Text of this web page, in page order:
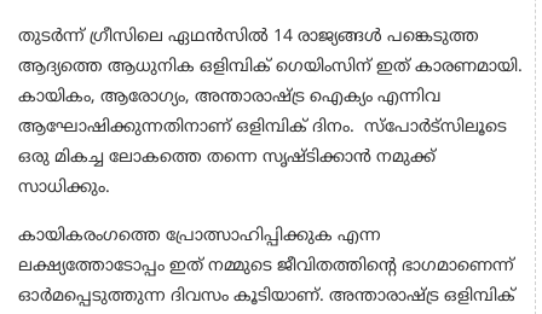
തുടര്‍ന്ന് ഗ്രീസിലെ ഏഥന്‍സില്‍ 14 രാജ്യങ്ങള്‍ പങ്കെടുത്ത
ആദ്യത്തെ ആധുനിക ഒളിമ്പിക് ഗെയിംസിന് ഇത് കാരണമായി.
കായികം, ആരോഗ്യം, അന്താരാഷ്ട്ര ഐക്യം എന്നിവ
ആഘോഷിക്കുന്നതിനാണ് ഒളിമ്പിക് ദിനം. സ്പോര്‍ട്സിലൂടെ
ഒരു മികച്ച ലോകത്തെ തന്നെ സൃഷ്ടിക്കാന്‍ നമുക്ക്
സാധിക്കും.
കായികരംഗത്തെ പ്രോത്സാഹിപ്പിക്കുക എന്ന
ലക്ഷ്യത്തോടോപ്പം ഇത് നമ്മുടെ ജീവിതത്തിന്റെ ഭാഗമാണെന്ന്
ഓര്‍മപ്പെടുത്തുന്ന ദിവസം കൂടിയാണ്. അന്താരാഷ്ട്ര ഒളിമ്പിക്